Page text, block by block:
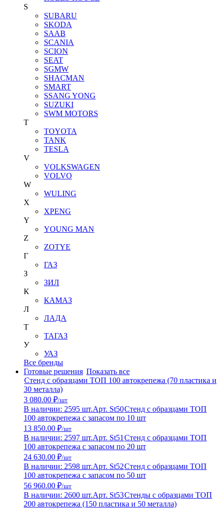
S
SUBARU
SKODA
SAAB
SCANIA
SCION
SEAT
SGMW
SHACMAN
SMART
SSANG YONG
SUZUKI
SWM MOTORS
T
TOYOTA
TANK
TESLA
V
VOLKSWAGEN
VOLVO
W
WULING
X
XPENG
Y
YOUNG MAN
Z
ZOTYE
Г
ГАЗ
З
ЗИЛ
К
КАМАЗ
Л
ЛАДА
Т
ТАГАЗ
У
УАЗ
Все бренды
Готовые решения Показать все
Стенд с образцами ТОП 100 автокрепежа (70 пластика и
30 металла)
3 080.00 ₽/шт
В наличии: 2595 шт.Арт. St50Стенд с образцами ТОП
100 автокрепежа с запасом по 10 шт
13 850.00 ₽/шт
В наличии: 2597 шт.Арт. St51 Стенд с образцами ТОП
100 автокрепежа с запасом по 20 шт
24 630.00 ₽/шт
В наличии: 2598 шт.Арт. St52Стенд с образцами ТОП
100 автокрепежа с запасом по 50 шт
56 960.00 ₽/шт
В наличии: 2600 шт.Арт. St53Стенды с образцами ТОП
200 автокрепежа (150 пластика и 50 металла)